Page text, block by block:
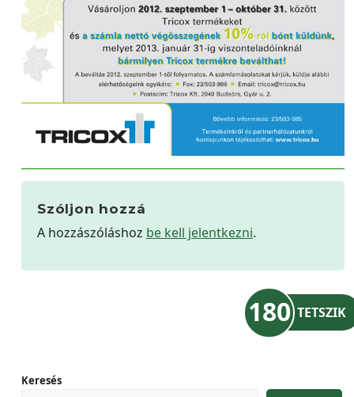
Szóljon hozzá
A hozzászóláshoz be kell jelentkezni.
180 TETSZIK
Keresés